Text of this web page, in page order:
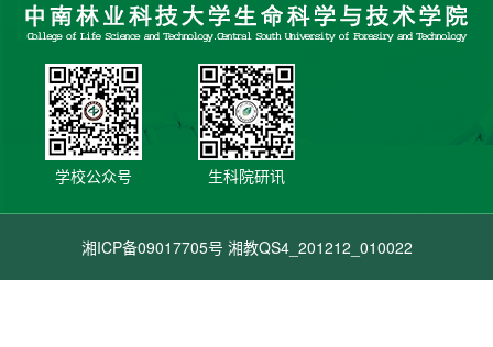
学校公众号 生科院研讯
湘ICP备09017705号 湘教QS4_201212_010022